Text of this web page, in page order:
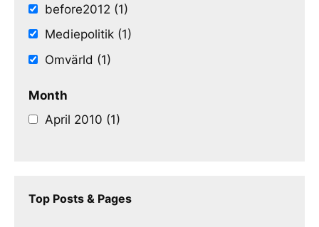
before2012 (1)
Mediepolitik (1)
Omvärld (1)
Month
April 2010 (1)
Top Posts & Pages